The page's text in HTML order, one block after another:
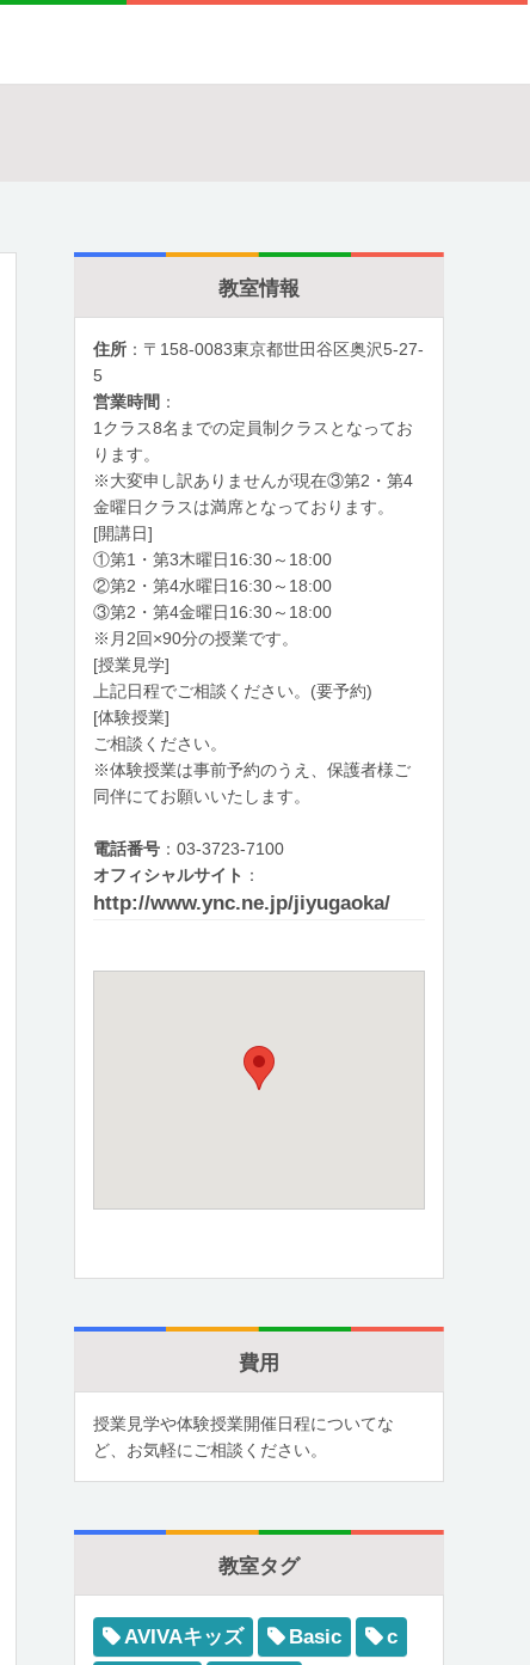
教室情報
住所 ：〒158-0083東京都世田谷区奥沢5-27-
5
営業時間 ：
1クラス8名までの定員制クラスとなってお
ります。
※大変申し訳ありませんが現在③第2・第4
金曜日クラスは満席となっております。
[開講日]
①第1・第3木曜日16:30～18:00
②第2・第4水曜日16:30～18:00
③第2・第4金曜日16:30～18:00
※月2回×90分の授業です。
[授業見学]
上記日程でご相談ください。(要予約)
[体験授業]
ご相談ください。
※体験授業は事前予約のうえ、保護者様ご
同伴にてお願いいたします。
電話番号 ：03-3723-7100
オフィシャルサイト ：
http://www.ync.ne.jp/jiyugaoka/
費用
授業見学や体験授業開催日程についてな
ど、お気軽にご相談ください。
教室タグ
AVIVAキッズ Basic
c